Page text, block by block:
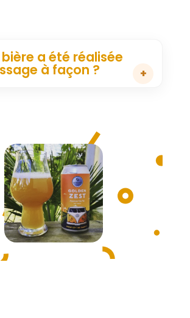
a été réalisée
à façon ?
à la couleur dorée et aux notes